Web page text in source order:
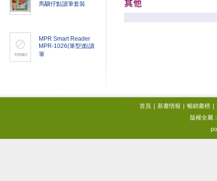
馬騮仔點讀筆套裝
MPR Smart Reader
MPR-1026(筆型)點讀
筆
首頁 新書情報 暢銷書榜
版權全屬